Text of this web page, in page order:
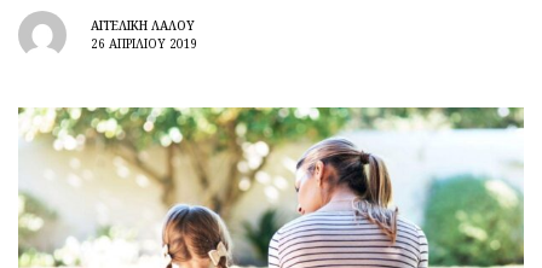
ΑΓΓΕΛΙΚΉ ΛΆΛΟΥ
26 ΑΠΡΙΛΊΟΥ 2019